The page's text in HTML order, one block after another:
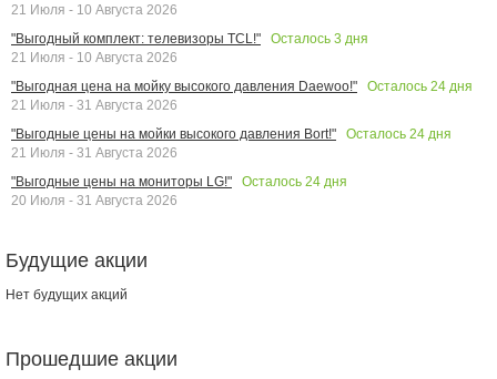
21 Июля - 10 Августа 2026
"Выгодный комплект: телевизоры TCL!"
Осталось 3 дня
21 Июля - 10 Августа 2026
"Выгодная цена на мойку высокого давления Daewoo!"
Осталось 24 дня
21 Июля - 31 Августа 2026
"Выгодные цены на мойки высокого давления Bort!"
Осталось 24 дня
21 Июля - 31 Августа 2026
"Выгодные цены на мониторы LG!"
Осталось 24 дня
20 Июля - 31 Августа 2026
Будущие акции
Нет будущих акций
Прошедшие акции